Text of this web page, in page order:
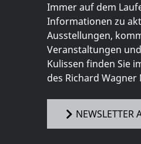
Immer auf dem
Informationen zu
Ausstellungen,
Veranstaltungen
Kulissen finden Sie
des Richard Wagner
NEWSLETTER